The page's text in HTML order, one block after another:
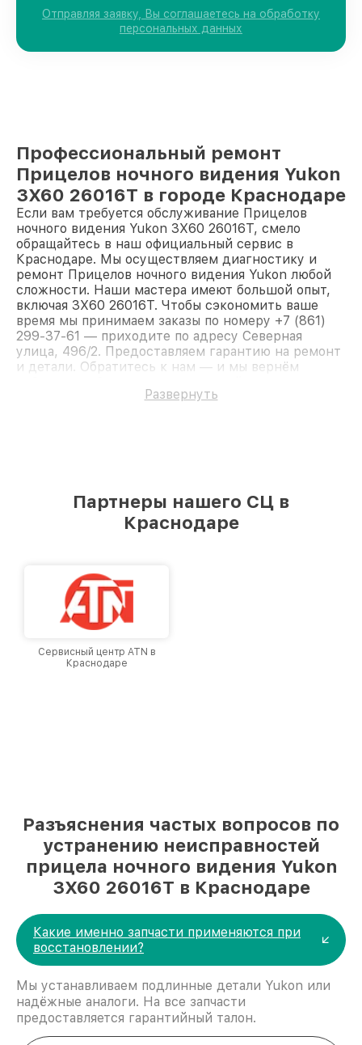
Отправляя заявку, Вы соглашаетесь на обработку
персональных данных
Профессиональный ремонт
Прицелов ночного видения Yukon
3Х60 26016Т в городе Краснодаре
Если вам требуется обслуживание Прицелов
ночного видения Yukon 3Х60 26016Т, смело
обращайтесь в наш официальный сервис в
Краснодаре. Мы осуществляем диагностику и
ремонт Прицелов ночного видения Yukon любой
сложности. Наши мастера имеют большой опыт,
включая 3Х60 26016Т. Чтобы сэкономить ваше
время мы принимаем заказы по номеру +7 (861)
299-37-61 — приходите по адресу Северная
улица, 496/2. Предоставляем гарантию на ремонт
и детали. Обратитесь к нам — и мы вернём
Развернуть
Партнеры нашего СЦ в
Краснодаре
Сервисный центр ATN в
Краснодаре
Разъяснения частых вопросов по
устранению неисправностей
прицела ночного видения Yukon
3Х60 26016Т в Краснодаре
Какие именно запчасти применяются при
восстановлении?
Мы устанавливаем подлинные детали Yukon или
надёжные аналоги. На все запчасти
предоставляется гарантийный талон.